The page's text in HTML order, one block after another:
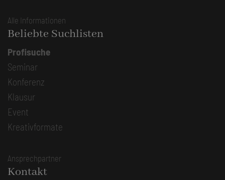
Alle Informationen
Beliebte Suchlisten
Profisuche
Seminar
Konferenz
Klausur
Event
Kreativformate
Ansprechpartner
Kontakt